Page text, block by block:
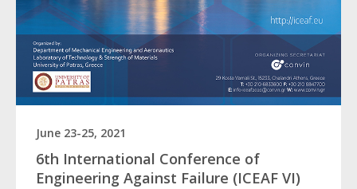
June 23-25, 2021
6th International Conference of
Engineering Against Failure (ICEAF VI)